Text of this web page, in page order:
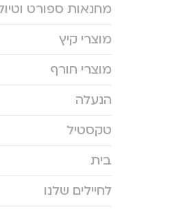
מחנאות ספורט
מוצרי קיץ
מוצרי חורף
הנעלה
טקסטיל
בית
לחיילים שלנו